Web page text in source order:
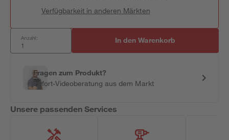
Verfügbarkeit in anderen Märkten
Anzahl: In den Warenkorb
Fragen zum Produkt?
Sofort-Videoberatung aus dem Markt
Unsere passenden Services